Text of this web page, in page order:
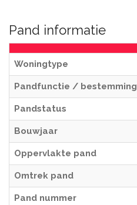
Pand informatie
Woningtype
Pandfunctie / bestemming
Pandstatus
Bouwjaar
Oppervlakte pand
Omtrek pand
Pand nummer